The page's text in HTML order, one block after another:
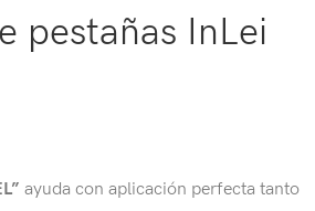
pestañas InLei
ayuda con aplicación perfecta tanto